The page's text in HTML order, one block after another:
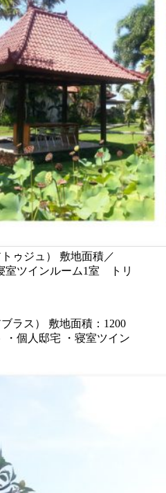
ゥジュ） 敷地面積／
室ツインルーム1室 トリ
ラス） 敷地面積：1200
・個人邸宅 ・寝室ツイン